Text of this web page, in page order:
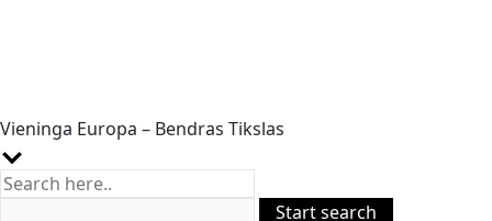
Vieninga Europa – Bendras Tikslas